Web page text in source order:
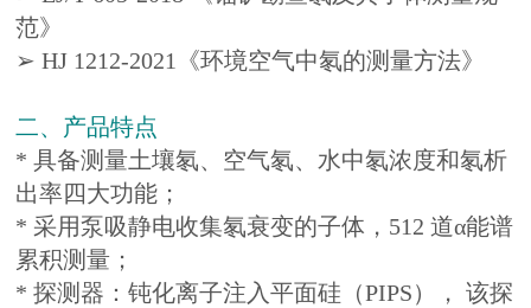
范》
➢ HJ 1212-2021《环境空气中氡的测量方法》
二、产品特点
* 具备测量土壤氡、空气氡、水中氡浓度和氡析
出率四大功能；
* 采用泵吸静电收集氡衰变的子体，512 道α能谱
累积测量；
* 探测器：钝化离子注入平面硅（PIPS）， 该探